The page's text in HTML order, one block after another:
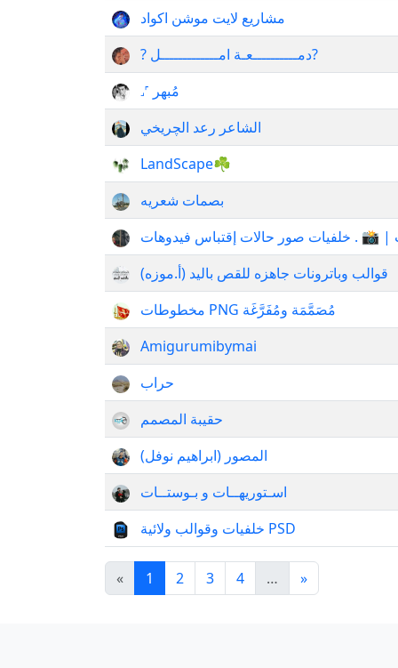
مشاريع لايت موشن اكواد
? دمــــــــــعـة امـــــــــــــل?
˼‏ مُبهر ˹‏
الشاعر رعد الچريخي
LandScape☘️
بصمات شعريه
| 📸 . خلفيات صور حالات إقتباس فيدوهات
قوالب وباترونات جاهزه للقص باليد (أ.موزه)
مخطوطات PNG مُصَمَّمَة ومُفَرَّغَة
Amigurumibymai
حراب
حقيبة المصمم
المصور (ابراهيم نوفل)
اسـتوريهــات و بـوستــات
خلفيات وقوالب ولائية PSD
« 1 2 3 4 … »